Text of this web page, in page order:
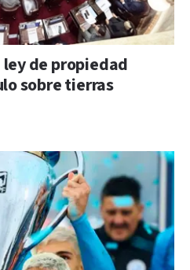
de propiedad
sobre tierras